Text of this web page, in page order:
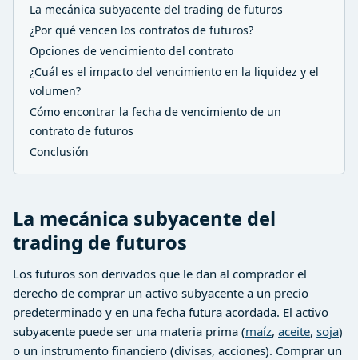
La mecánica subyacente del trading de futuros
¿Por qué vencen los contratos de futuros?
Opciones de vencimiento del contrato
¿Cuál es el impacto del vencimiento en la liquidez y el
volumen?
Cómo encontrar la fecha de vencimiento de un
contrato de futuros
Conclusión
La mecánica subyacente del
trading de futuros
Los futuros son derivados que le dan al comprador el
derecho de comprar un activo subyacente a un precio
predeterminado y en una fecha futura acordada. El activo
subyacente puede ser una materia prima (maíz, aceite, soja)
o un instrumento financiero (divisas, acciones). Comprar un